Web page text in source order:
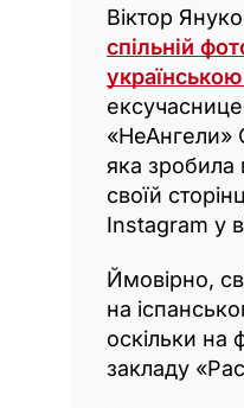
Віктор
спільній
«НеАнгели»
яка зробила
своїй
Instagram у
Ймовірно,
на
оскільки на
закладу